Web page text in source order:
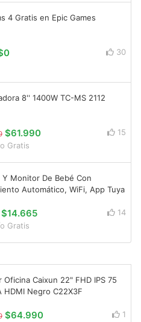
4 Gratis en Epic Games
30
8'' 1400W TC-MS 2112
$61.990
15
Gratis
Y Monitor De Bebé Con
Automático, WiFi, App Tuya
$14.665
14
Gratis
Oficina Caixun 22" FHD IPS 75
HDMI Negro C22X3F
$64.990
1